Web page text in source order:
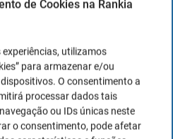
de Cookies na Rankia
utilizamos
para armazenar e/ou
O consentimento a
processar dados tais
ou IDs únicas neste
o consentimento, pode afetar
aplica-se à maioria
do Reino Unido. Número de